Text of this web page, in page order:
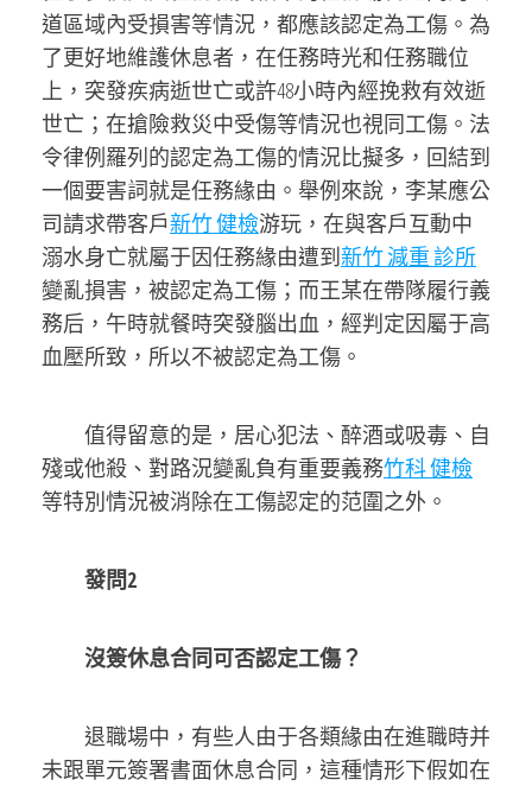
道區域內受損害等情況，都應該認定為工傷。為
了更好地維護休息者，在任務時光和任務職位
上，突發疾病逝世亡或許48小時內經挽救有效逝
世亡；在搶險救災中受傷等情況也視同工傷。法
令律例羅列的認定為工傷的情況比擬多，回結到
一個要害詞就是任務緣由。舉例來說，李某應公
司請求帶客戶新竹 健檢游玩，在與客戶互動中
溺水身亡就屬于因任務緣由遭到新竹 減重 診所
變亂損害，被認定為工傷；而王某在帶隊履行義
務后，午時就餐時突發腦出血，經判定因屬于高
血壓所致，所以不被認定為工傷。
值得留意的是，居心犯法、醉酒或吸毒、自
殘或他殺、對路況變亂負有重要義務竹科 健檢
等特別情況被消除在工傷認定的范圍之外。
發問2
沒簽休息合同可否認定工傷？
退職場中，有些人由于各類緣由在進職時并
未跟單元簽署書面休息合同，這種情形下假如在